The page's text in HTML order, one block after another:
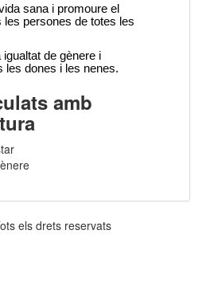
sana i promoure el
les persones de totes les
de gènere i
les dones i les nenes.
amb
els drets reservats